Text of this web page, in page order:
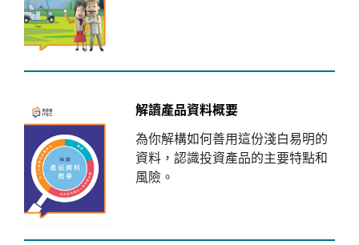
解讀產品資料概要
為你解構如何善用這份淺白易明的
資料，認識投資產品的主要特點和
風險。